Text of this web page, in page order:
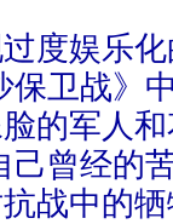
度娱乐
保卫战》
的军人
己曾经的
战中的